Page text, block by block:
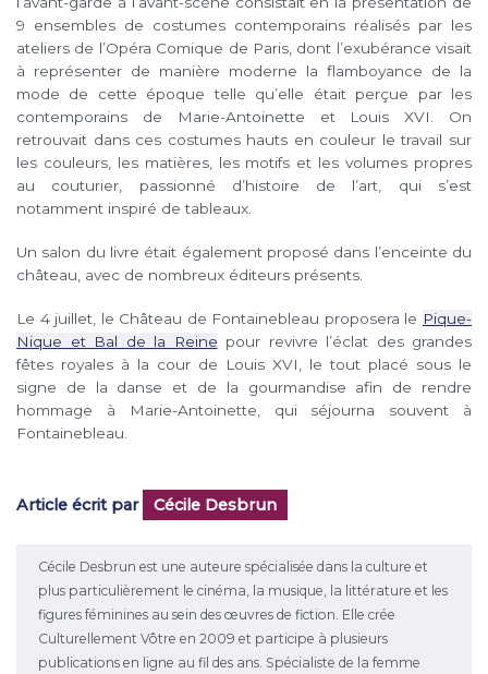
9 ensembles de costumes contemporains réalisés par les
ateliers de l’Opéra Comique de Paris, dont l’exubérance visait
à représenter de manière moderne la flamboyance de la
mode de cette époque telle qu’elle était perçue par les
contemporains de Marie-Antoinette et Louis XVI. On
retrouvait dans ces costumes hauts en couleur le travail sur
les couleurs, les matières, les motifs et les volumes propres
au couturier, passionné d’histoire de l’art, qui s’est
notamment inspiré de tableaux.
Un salon du livre était également proposé dans l’enceinte du
château, avec de nombreux éditeurs présents.
Le 4 juillet, le Château de Fontainebleau proposera le Pique-
Nique et Bal de la Reine pour revivre l’éclat des grandes
fêtes royales à la cour de Louis XVI, le tout placé sous le
signe de la danse et de la gourmandise afin de rendre
hommage à Marie-Antoinette, qui séjourna souvent à
Fontainebleau.
Article écrit par Cécile Desbrun
Cécile Desbrun est une auteure spécialisée dans la culture et
plus particulièrement le cinéma, la musique, la littérature et les
figures féminines au sein des œuvres de fiction. Elle crée
Culturellement Vôtre en 2009 et participe à plusieurs
publications en ligne au fil des ans. Spécialiste de la femme